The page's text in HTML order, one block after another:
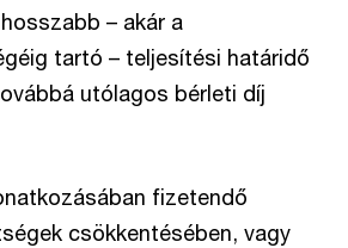
– akár a
tartó – teljesítési határidő
utólagos bérleti díj
fizetendő
csökkentésében, vagy